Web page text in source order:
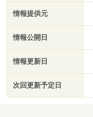
情報提供元
情報公開日
情報更新日
次回更新予定日